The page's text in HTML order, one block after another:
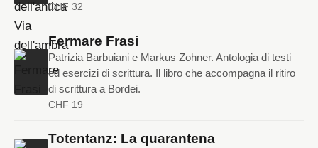
CHF 32
Fermare Frasi
Patrizia Barbuiani e Markus Zohner. Antologia di testi
ed esercizi di scrittura. Il libro che accompagna il ritiro
di scrittura a Bordei.
CHF 19
Totentanz: La quarantena